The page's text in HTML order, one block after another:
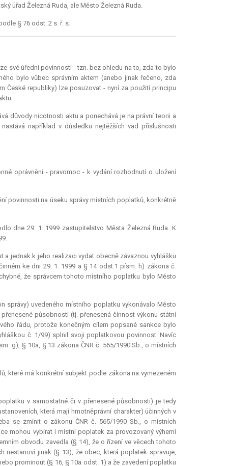
úřad Železná Ruda, ale Město Železná Ruda.
§ 76 odst. 2 s. ř. s.
své úřední povinnosti - tzn. bez ohledu na to, zda to bylo
bylo vůbec správním aktem (anebo jinak řečeno, zda
České republiky) lze posuzovat - nyní za použití principu
důvody nicotnosti aktu a ponechává je na právní teorii a
například v důsledku nejtěžších vad příslušnosti
oprávnění - pravomoc - k vydání rozhodnutí o uložení
povinnosti na úseku správy místních poplatků, konkrétně
dne 29. 1. 1999 zastupitelstvo Města Železná Ruda. K
jednak k jeho realizaci vydat obecně závaznou vyhlášku
ke dni 29. 1. 1999 a § 14 odst.1 písm. h) zákona č.
že správcem tohoto místního poplatku bylo Město
správy) uvedeného místního poplatku vykonávalo Město
působnosti (tj. přenesená činnost výkonu státní
řádu, protože konečným cílem popsané sankce bylo
č. 1/99) splnil svoji poplatkovou povinnost. Navíc
g), § 10a, § 13 zákona ČNR č. 565/1990 Sb., o místních
které má konkrétní subjekt podle zákona na vymezeném
v samostatné či v přenesené působnosti) je tedy
která mají hmotněprávní charakter) účinných v
se zmínit o zákonu ČNR č. 565/1990 Sb., o místních
mohou vybírat i místní poplatek za provozovaný výherní
obvodu zavedla (§ 14), že o řízení ve věcech tohoto
jinak (§ 13), že obec, která poplatek spravuje,
prominout (§ 16, § 10a odst. 1) a že zavedení poplatku